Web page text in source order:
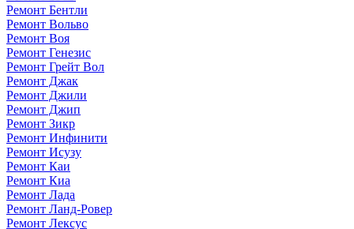
Ремонт Бентли
Ремонт Вольво
Ремонт Воя
Ремонт Генезис
Ремонт Грейт Вол
Ремонт Джак
Ремонт Джили
Ремонт Джип
Ремонт Зикр
Ремонт Инфинити
Ремонт Исузу
Ремонт Каи
Ремонт Киа
Ремонт Лада
Ремонт Ланд-Ровер
Ремонт Лексус